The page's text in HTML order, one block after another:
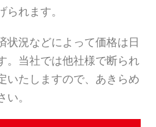
れます。
状況などによって価格は日
。当社では他社様で断られ
いたしますので、あきらめ
。